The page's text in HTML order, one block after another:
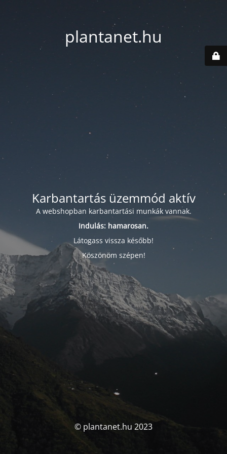
plantanet.hu
Karbantartás üzemmód aktív
A webshopban karbantartási munkák vannak.
Indulás: hamarosan.
Látogass vissza később!
Köszönöm szépen!
© plantanet.hu 2023